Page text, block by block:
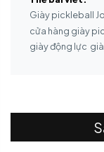
Giày pickleball
cửa hàng giày
giày động lực